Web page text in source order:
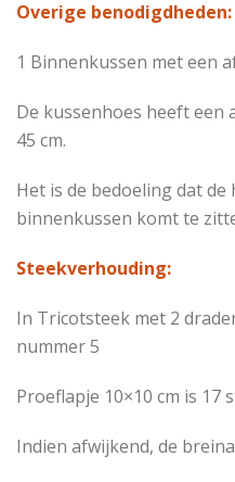
Overige benodigdheden:
1 Binnenkussen met een
De kussenhoes heeft een
45 cm.
Het is de bedoeling dat
binnenkussen komt te
Steekverhouding:
In Tricotsteek met 2
nummer 5
Proeflapje 10×10 cm is 17
Indien afwijkend, de